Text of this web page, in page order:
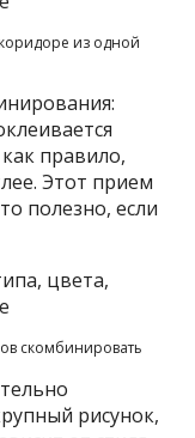
из одной
правило,
Этот прием
полезно, если
скомбинировать
рисунок,